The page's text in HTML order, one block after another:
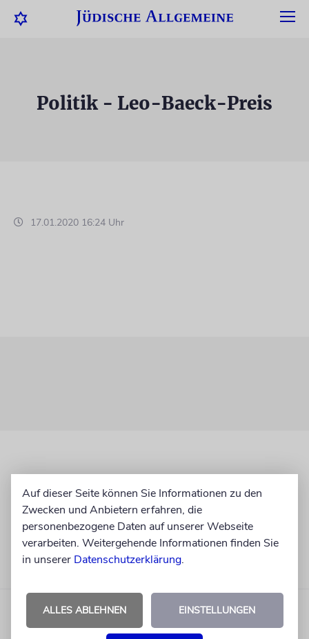
Politik - Leo-Baeck-Preis
17.01.2020 16:24 Uhr
Auf dieser Seite können Sie Informationen zu den
Zwecken und Anbietern erfahren, die
personenbezogene Daten auf unserer Webseite
verarbeiten. Weitergehende Informationen finden Sie
in unserer Datenschutzerklärung.
ALLES ABLEHNEN EINSTELLUNGEN